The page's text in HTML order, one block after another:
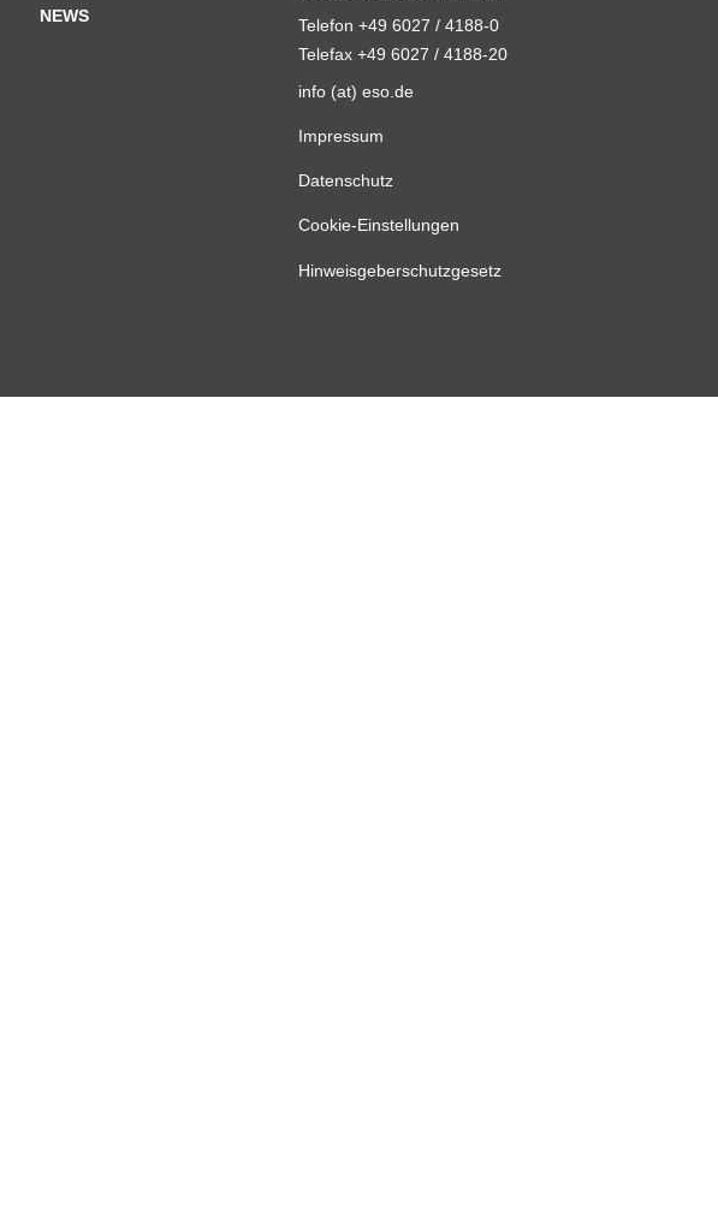
NEWS
Telefon +49 6027 / 4188-0
Telefax +49 6027 / 4188-20
info (at) eso.de
Impressum
Datenschutz
Cookie-Einstellungen
Hinweisgeberschutzgesetz